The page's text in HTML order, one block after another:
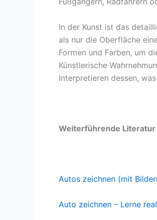
In der Kunst ist das
als nur die Oberfläche
Formen und Farben, um
Künstlerische
Interpretieren dessen,
Weiterführende Literatur
Autos zeichnen (mit
Auto zeichnen – Lerne